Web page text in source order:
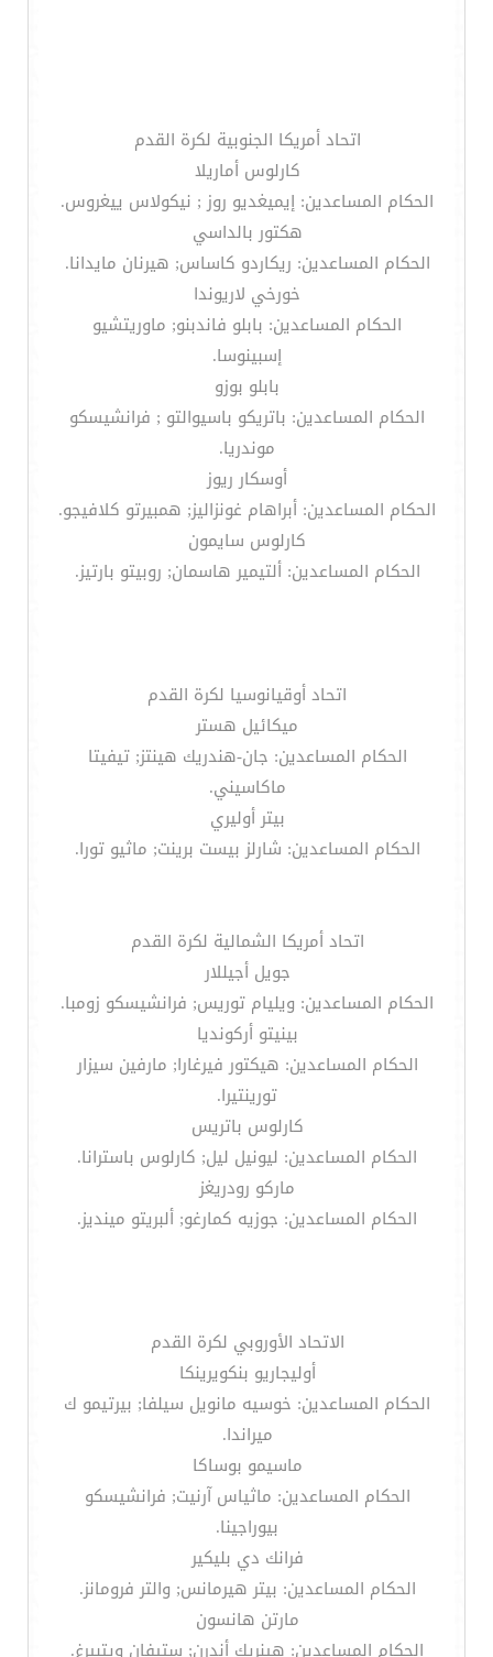
اتحاد أمريكا الجنوبية لكرة القدم
كارلوس أماريلا
الحكام المساعدين: إيميغديو روز ; نيكولاس ييغروس.
هكتور بالداسي
الحكام المساعدين: ريكاردو كاساس; هيرنان مايدانا.
خورخي لاريوندا
الحكام المساعدين: بابلو فاندبنو; ماوريتشيو
إسبينوسا.
بابلو بوزو
الحكام المساعدين: باتريكو باسيوالتو ; فرانشيسكو
موندريا.
أوسكار ريوز
الحكام المساعدين: أبراهام غونزاليز; همبيرتو كلافيجو.
كارلوس سايمون
الحكام المساعدين: ألتيمير هاسمان; روبيتو بارتيز.
اتحاد أوقيانوسيا لكرة القدم
ميكائيل هستر
الحكام المساعدين: جان-هندريك هينتز; تيفيتا
ماكاسيني.
بيتر أوليري
الحكام المساعدين: شارلز بيست برينت; ماثيو تورا.
اتحاد أمريكا الشمالية لكرة القدم
جويل أجيللار
الحكام المساعدين: ويليام توريس; فرانشيسكو زومبا.
بينيتو أركونديا
الحكام المساعدين: هيكتور فيرغارا; مارفين سيزار
تورينتيرا.
كارلوس باتريس
الحكام المساعدين: ليونيل ليل; كارلوس باسترانا.
ماركو رودريغز
الحكام المساعدين: جوزيه كمارغو; ألبريتو مينديز.
الاتحاد الأوروبي لكرة القدم
أوليجاريو بنكويرينكا
الحكام المساعدين: خوسيه مانويل سيلفا; بيرتيمو ك
ميراندا.
ماسيمو بوساكا
الحكام المساعدين: ماثياس آرنيت; فرانشيسكو
بيوراجينا.
فرانك دي بليكير
الحكام المساعدين: بيتر هيرمانس; والتر فرومانز.
مارتن هانسون
الحكام المساعدين: هينريك أندرن; ستيفان ويتبيرغ.